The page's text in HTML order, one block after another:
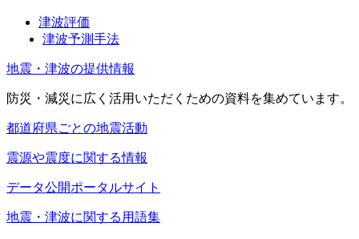
津波評価
津波予測手法
地震・津波の提供情報
防災・減災に広く活用いただくための資料を集めています。
都道府県ごとの地震活動
震源や震度に関する情報
データ公開ポータルサイト
地震・津波に関する用語集